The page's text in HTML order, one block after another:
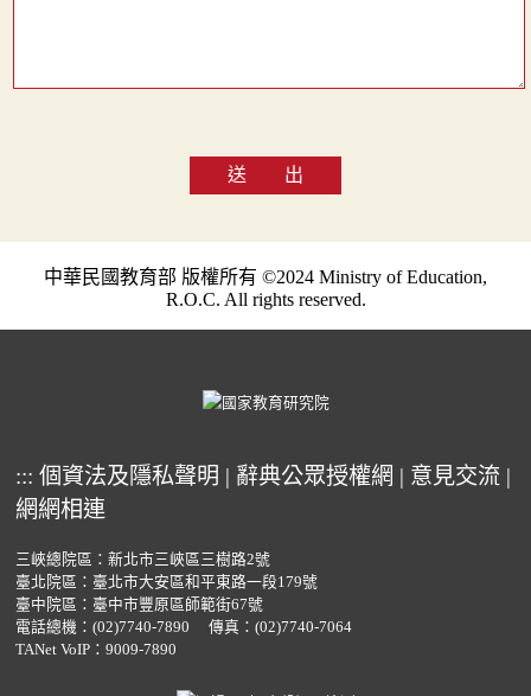
送 出
中華民國教育部 版權所有 ©2024 Ministry of Education,
R.O.C. All rights reserved.
::: 個資法及隱私聲明 | 辭典公眾授權網 | 意見交流 |
網網相連
三峽總院區：新北市三峽區三樹路2號
臺北院區：臺北市大安區和平東路一段179號
臺中院區：臺中市豐原區師範街67號
電話總機： (02)7740-7890
傳真：(02)7740-7064
TANet VoIP：9009-7890